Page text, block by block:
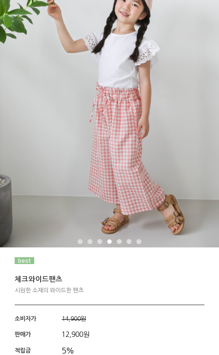
체크와이드팬츠
시원한 소재의 와이드한 팬츠
소비자가 14,900원
판매가 12,900원
적립금 5%